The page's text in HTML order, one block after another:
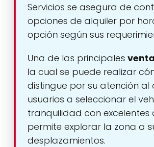
Servicios se asegura de
opciones de alquiler por
opción según sus
Una de las principales
la cual se puede realizar
distingue por su atención
usuarios a seleccionar el
tranquilidad con
permite explorar la zona a
desplazamientos.